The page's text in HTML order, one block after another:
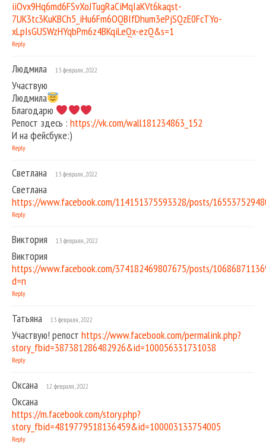
iiOvx9Hq6md6FSvXoJTugRaCiMqIaKVt6kaqst-
7UK3tc3KuKBCh5_iHu6Fm6OQBIfDhum3ePjSQzE0FcTYo-
xLpIsGUSWzHYqbPm6z4BKqiLeQx-ezQ&s=1
Reply
Людмила 13 февраля, 2022
Участвую
Людмила
Благодарю
Репост здесь : https://vk.com/wall181234863_152
И на фейсбуке:)
Reply
Светлана 13 февраля, 2022
Светлана
https://www.facebook.com/114151375593328/posts/
Reply
Виктория 13 февраля, 2022
Виктория
https://www.facebook.com/374182469807675/posts/
d=n
Reply
Татьяна 13 февраля, 2022
Участвую! репост https://www.facebook.com/permalink.php?
story_fbid=387381286482926&id=100056331731038
Reply
Оксана 12 февраля, 2022
Оксана
https://m.facebook.com/story.php?
story_fbid=4819779518136459&id=100003133754005
Reply